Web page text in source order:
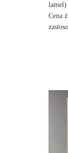
lamel)
Cena